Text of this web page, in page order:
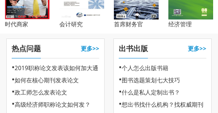
时代商家 会计研究 首席财务官 经济管理
热点问题 更多>>
•2019职称论文发表该如何加大通
过率
•如何在核心期刊发表论文
•政工师怎么发表论文
•高级经济师职称论文如何发？
出书出版 更多>>
•个人怎么出版书籍
•图书选题策划七大技巧
•什么是私人定制出书？
•想出书找什么机构？找权威期刊